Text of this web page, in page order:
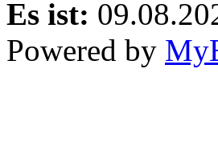
Es ist:
Powered by